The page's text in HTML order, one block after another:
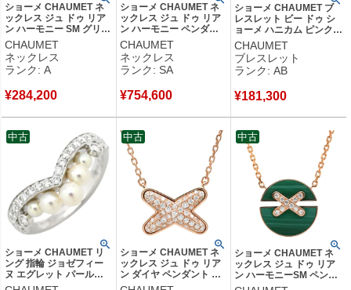
ショーメ CHAUMET ネ
ックレス ジュ ドゥ リア
ン ハーモニー SM グリー
ン×ピンクゴールド 緑 マ
ラカイト ダイヤ メダル
750 18K PG 084427
【保証書】 【中古】中古
CHAUMET
ネックレス
ランク: A
¥284,200
ショーメ CHAUMET ネ
ックレス ジュ ドゥ リア
ン ハーモニー ペンダン
ト ピンクゴールド 18K
750PG ダイヤ 084646
【保証書】 【中古】新品
同様品
CHAUMET
ネックレス
ランク: SA
¥754,600
ショーメ CHAUMET ブ
レスレット ビー ドゥ シ
ョーメ ハニカム ピンクゴ
ールド Bee My Love 1P
1石 1粒 ダイヤモンド
【中古】中古品
CHAUMET
ブレスレット
ランク: AB
¥181,300
ショーメ CHAUMET リ
ング 指輪 ジョゼフィー
ヌ エグレット パールホ
ワイト×ホワイトゴール
中古
ショーメ CHAUMET ネ
ックレス ジュ ドゥ リア
ン ダイヤ ペンダント ピ
ンクゴールド 750 18K
中古
ショーメ CHAUMET ネ
ックレス ジュ ドゥ リア
ン ハーモニーSM ペンダ
ント グリーン×ピンクゴ
中古